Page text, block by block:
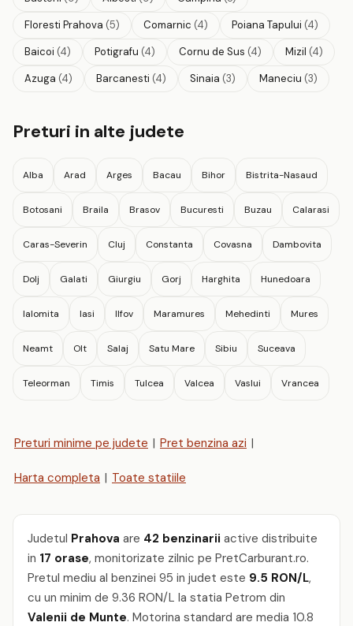
Floresti Prahova (5) Comarnic (4) Poiana Tapului (4)
Baicoi (4) Potigrafu (4) Cornu de Sus (4) Mizil (4)
Azuga (4) Barcanesti (4) Sinaia (3) Maneciu (3)
Preturi in alte judete
Alba Arad Arges Bacau Bihor Bistrita-Nasaud
Botosani Braila Brasov Bucuresti Buzau Calarasi
Caras-Severin Cluj Constanta Covasna Dambovita
Dolj Galati Giurgiu Gorj Harghita Hunedoara
Ialomita Iasi Ilfov Maramures Mehedinti Mures
Neamt Olt Salaj Satu Mare Sibiu Suceava
Teleorman Timis Tulcea Valcea Vaslui Vrancea
Preturi minime pe judete | Pret benzina azi |
Harta completa | Toate statiile
Judetul Prahova are 42 benzinarii active distribuite
in 17 orase, monitorizate zilnic pe PretCarburant.ro.
Pretul mediu al benzinei 95 in judet este 9.5 RON/L,
cu un minim de 9.36 RON/L la statia Petrom din
Valenii de Munte. Motorina standard are media 10.8